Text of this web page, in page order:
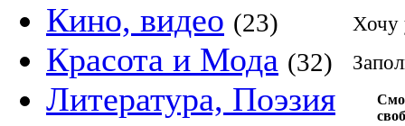
Кино, видео (23)
Красота и Мода (32)
Литература, Поэзия
Хочу